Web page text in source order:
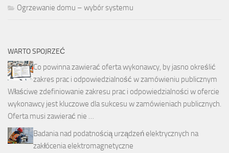
Ogrzewanie domu – wybór systemu
WARTO SPOJRZEĆ
Co powinna zawierać oferta wykonawcy, by jasno określić
zakres prac i odpowiedzialność w zamówieniu publicznym
Właściwe zdefiniowanie zakresu prac i odpowiedzialności w ofercie
wykonawcy jest kluczowe dla sukcesu w zamówieniach publicznych.
Oferta musi zawierać nie …
Badania nad podatnością urządzeń elektrycznych na
zakłócenia elektromagnetyczne